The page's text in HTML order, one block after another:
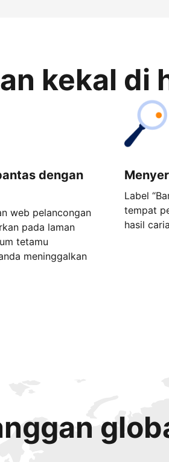
kekal di
dengan
web pelancongan
pada laman
tetamu
meninggalkan
Label
tempat
hasil